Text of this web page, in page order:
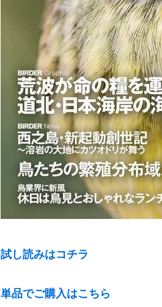
試し読みはコチラ
単品でご購入はこちら